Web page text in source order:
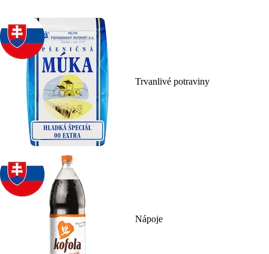
Trvanlivé potraviny
Nápoje